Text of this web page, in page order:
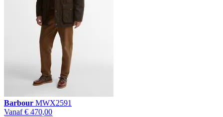
Barbour MWX2591
Vanaf € 470,00